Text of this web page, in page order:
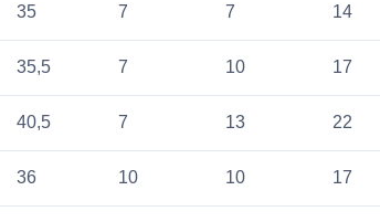
35 7 7 14
35,5 7 10 17
40,5 7 13 22
36 10 10 17